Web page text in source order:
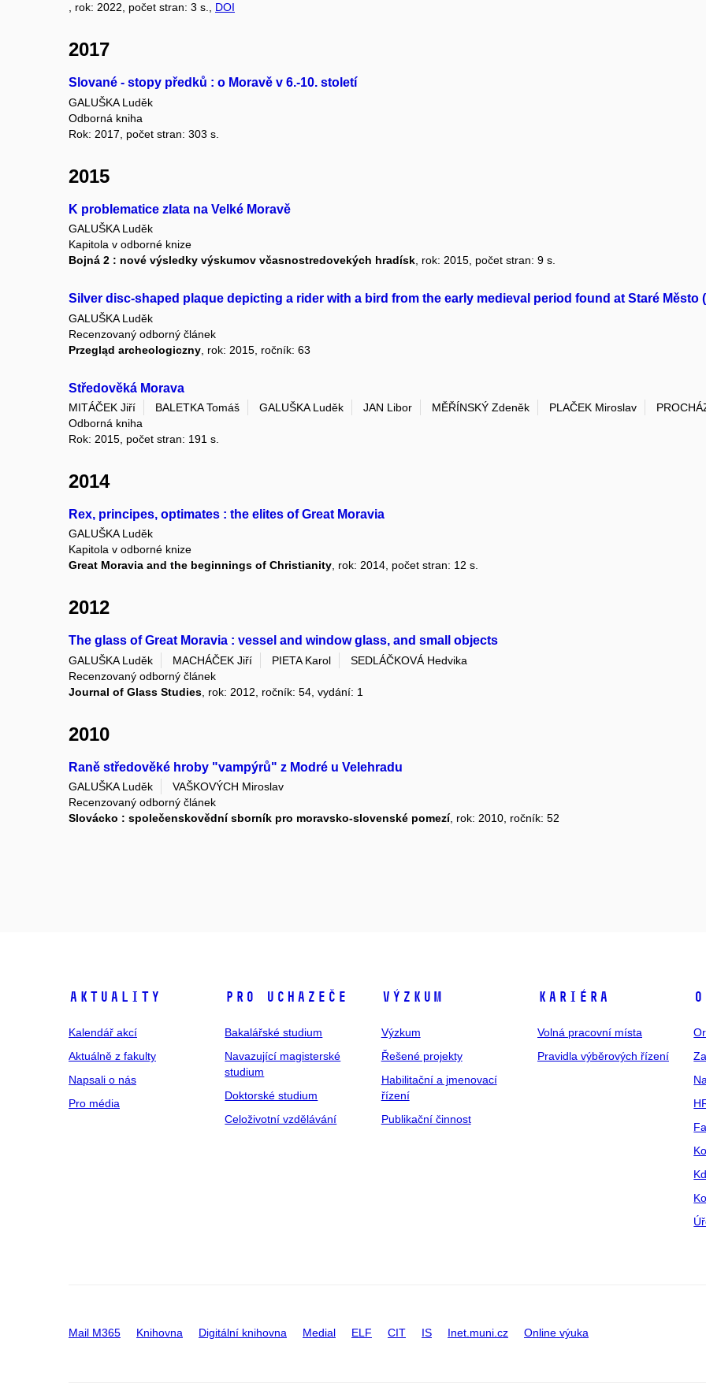
, rok: 2022, počet stran: 3 s., DOI
2017
Slované - stopy předků : o Moravě v 6.-10. století
GALUŠKA Luděk
Odborná kniha
Rok: 2017, počet stran: 303 s.
2015
K problematice zlata na Velké Moravě
GALUŠKA Luděk
Kapitola v odborné knize
Bojná 2 : nové výsledky výskumov včasnostredovekých hradísk, rok: 2015, počet stran: 9 s.
Silver disc-shaped plaque depicting a rider with a bird from the early medieval period found at Staré Město
GALUŠKA Luděk
Recenzovaný odborný článek
Przegląd archeologiczny , rok: 2015, ročník: 63
Středověká Morava
MITÁČEK Jiří BALETKA Tomáš GALUŠKA Luděk JAN Libor MĚŘÍNSKÝ Zdeněk PLAČEK Miroslav
Odborná kniha
Rok: 2015, počet stran: 191 s.
2014
Rex, principes, optimates : the elites of Great Moravia
GALUŠKA Luděk
Kapitola v odborné knize
Great Moravia and the beginnings of Christianity, rok: 2014, počet stran: 12 s.
2012
The glass of Great Moravia : vessel and window glass, and small objects
GALUŠKA Luděk MACHÁČEK Jiří PIETA Karol
SEDLÁČKOVÁ Hedvika
Recenzovaný odborný článek
Journal of Glass Studies , rok: 2012, ročník: 54, vydání: 1
2010
Raně středověké hroby "vampýrů" z Modré u Velehradu
GALUŠKA Luděk
VAŠKOVÝCH Miroslav
Recenzovaný odborný článek
Slovácko : společenskovědní sborník pro moravsko-slovenské pomezí, rok: 2010, ročník: 52
Aktuality
Kalendář akcí
Aktuálně z fakulty
Napsali o nás
Pro média
Pro uchazeče
Bakalářské studium
Navazující magisterské
studium
Doktorské studium
Celoživotní vzdělávání
Výzkum
Výzkum
Řešené projekty
Habilitační a jmenovací
řízení
Publikační činnost
Kariéra
Volná pracovní místa
Pravidla výběrových řízení
Mail M365 Knihovna Digitální knihovna Medial ELF CIT IS Inet.muni.cz Online výuka